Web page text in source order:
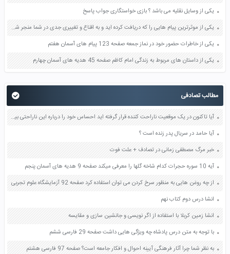
یکی از وسایل نقلیه می باشد ؟ بازی خواستگاری جواب پاسخ
یکی از موثرترین پیام هایی را که دریافت کرده اید و به اقناع و تغییری جدی در شما منجر شده است برسی کنید و علت این تاثیر گذاری قابل توجه را بنویسید صفحه 52 تفکر و سواد رسانه ای دهم
یکی از خاطرات حضور خود در نماز جمعه صفحه 123 پیام های آسمان هفتم
یکی از داستان های مربوط به زندگی امام کاظم صفحه 45 هدیه های آسمان چهارم
مطالب تصادفی
آیا تاکنون در یک موقعیت ناراحت کننده قرار گرفته اید احساس خود را درباره این ناراحتی بیان کنید درجه و شدت این ناراحتی تا چه مقدار بوده است صفحه 102 کتاب تفکر و سبک زندگی هشتم
آیا حامد در سریال پدر زنده است ؟
خبر مرگ مصطفی زمانی در تصادف + علت فوت
آیه 10 سوره حجرات کدام شاخه گلها را معرفی میکند صفحه 9 هدیه های آسمان پنجم
از چه روغن هایی به منظور سرخ کردن می توان استفاده کرد صفحه 92 آزمایشگاه علوم تجربی
انشا درس دوم کتاب نهم
انشا زمین کربلا با استفاده از اگر نویسی و جانشین سازی و مقایسه
با توجه به متن درس پادشاه چه ویژگی هایی داشت صفحه 29 فارسی ششم
به نظر شما چرا آثار فرهنگی آیینه احوال و افکار جامعه است؟ صفحه 97 فارسی هشتم